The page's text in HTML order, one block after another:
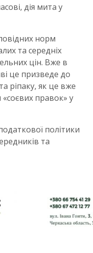
дія мита у
норм
та середніх
цін. Вже в
це призведе до
ріпаку, як це вже
«соєвих правок» у
політики
та